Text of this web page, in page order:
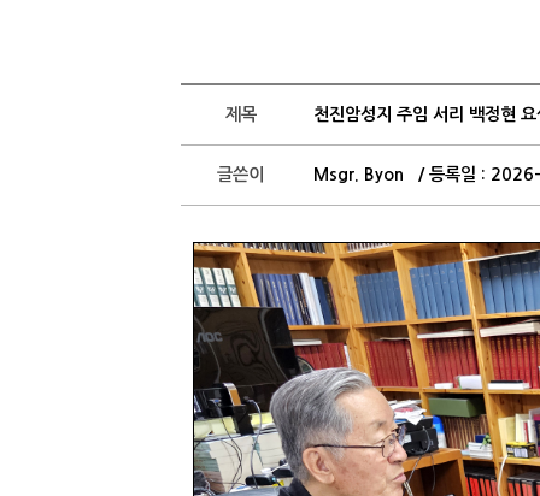
제목 천진암성지 주임 서리 백정현
글쓴이 Msgr. Byon / 등록일 :